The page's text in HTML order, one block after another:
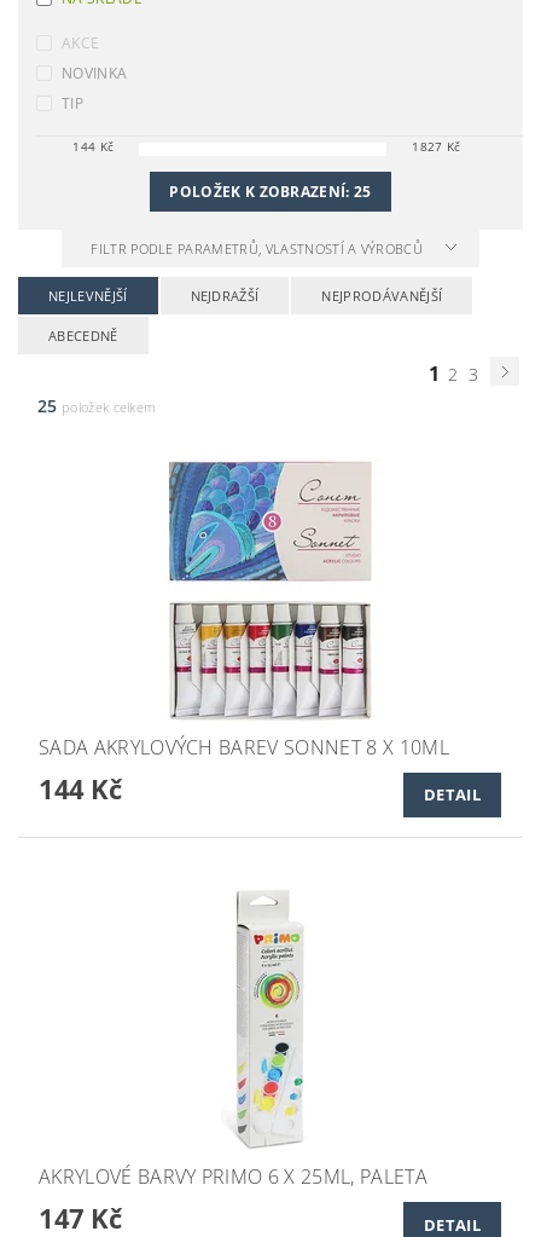
AKCE
NOVINKA
TIP
144 Kč 1827 Kč
POLOŽEK K ZOBRAZENÍ:25
FILTR PODLE PARAMETRŮ, VLASTNOSTÍ A VÝROBCŮ
NEJLEVNĚJŠÍ NEJDRAŽŠÍ NEJPRODÁVANĚJŠÍ
ABECEDNĚ
1 2 3
25 položek celkem
SADA AKRYLOVÝCH BAREV SONNET 8 X 10ML
144 Kč DETAIL
AKRYLOVÉ BARVY PRIMO 6 X 25ML, PALETA
147 Kč DETAIL